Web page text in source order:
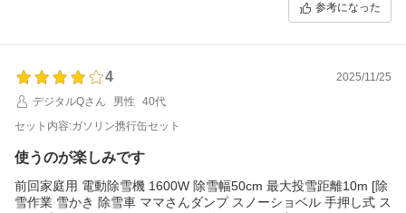
まだ雪が降ってないので出動していません。これもYouTubeの情
0円前後でした。
との情報もあったのでアマゾンで1500円前後で購入しました。自
分なりに準備万端であとは雪が降ってからです。黄色のボディは
参考になった
4
2025/11/25
デジタルQさん
男性
40代
セット内容:ガソリン携行缶セット
使うのが楽しみです
前回家庭用 電動除雪機 1600W 除雪幅50cm 最大投雪距離10m [除
雪作業 雪かき 除雪車 ママさんダンプ スノーショベル 手押し式 ス